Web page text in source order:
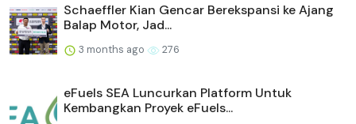
Schaeffler Kian Gencar Berekspansi ke Ajang
Balap Motor, Jad...
3 months ago 276
eFuels SEA Luncurkan Platform Untuk
Kembangkan Proyek eFuels...